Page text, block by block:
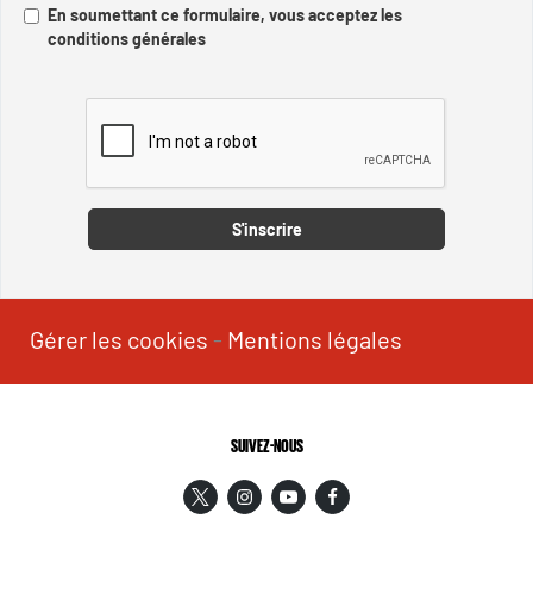
En soumettant ce formulaire, vous acceptez les
conditions générales
S'inscrire
Gérer les cookies - Mentions légales
SUIVEZ-NOUS